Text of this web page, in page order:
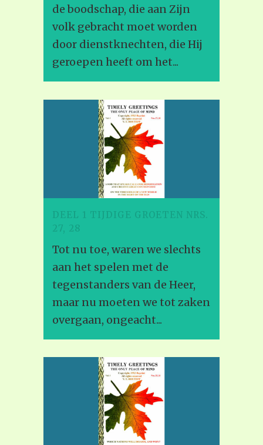
de boodschap, die aan Zijn
volk gebracht moet worden
door dienstknechten, die Hij
geroepen heeft om het...
DEEL 1 TIJDIGE GROETEN NRS.
27, 28
Tot nu toe, waren we slechts
aan het spelen met de
tegenstanders van de Heer,
maar nu moeten we tot zaken
overgaan, ongeacht...